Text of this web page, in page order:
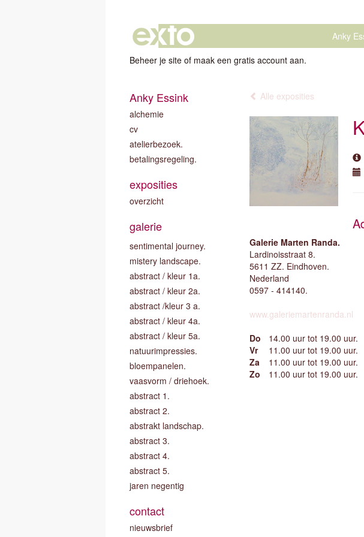
Anky
Beheer je site of maak een gratis account aan.
Alle exposities
Galerie Marten Randa.
Lardinoisstraat 8.
5611 ZZ. Eindhoven.
Nederland
0597 - 414140.
www.galeriemartenranda.nl
Do
14.00 uur tot 19.00 uur.
Vr
11.00 uur tot 19.00 uur.
Za
11.00 uur tot 19.00 uur.
Zo
11.00 uur tot 19.00 uur.
Anky Essink
alchemie
cv
atelierbezoek.
betalingsregeling.
exposities
overzicht
galerie
sentimental journey.
mistery landscape.
abstract / kleur 1a.
abstract / kleur 2a.
abstract /kleur 3 a.
abstract / kleur 4a.
abstract / kleur 5a.
natuurimpressies.
bloempanelen.
vaasvorm / driehoek.
abstract 1.
abstract 2.
abstrakt landschap.
abstract 3.
abstract 4.
abstract 5.
jaren negentig
contact
nieuwsbrief